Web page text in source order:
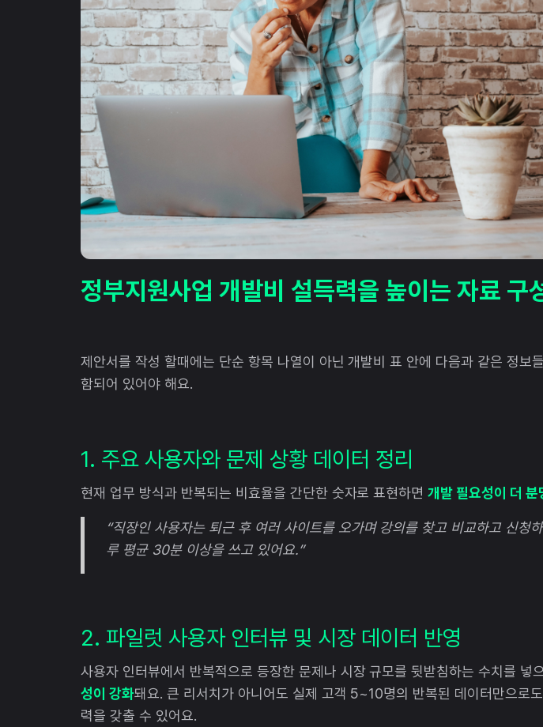
정부지원사업 개발비 설득력을 높이는 자료 구
제안서를 작성 할때에는 단순 항목 나열이 아닌 개발비 표 안에 다음과 같은 정보
함되어 있어야 해요.
1. 주요 사용자와 문제 상황 데이터 정리
현재 업무 방식과 반복되는 비효율을 간단한 숫자로 표현하면개발 필요성이 더 분
“직장인 사용자는 퇴근 후 여러 사이트를 오가며 강의를 찾고 비교하고 신청
루 평균 30분 이상을 쓰고 있어요.”
2. 파일럿 사용자 인터뷰 및 시장 데이터 반영
사용자 인터뷰에서 반복적으로 등장한 문제나 시장 규모를 뒷받침하는 수치를 넣
성이 강화돼요. 큰 리서치가 아니어도 실제 고객 5~10명의 반복된 데이터만으로
력을 갖출 수 있어요.